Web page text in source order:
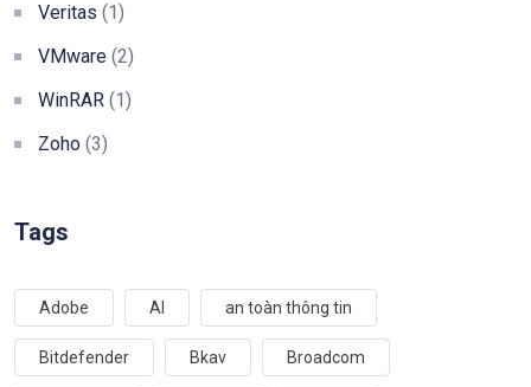
Veritas (1)
VMware (2)
WinRAR (1)
Zoho (3)
Tags
Adobe AI an toàn thông tin
Bitdefender Bkav Broadcom